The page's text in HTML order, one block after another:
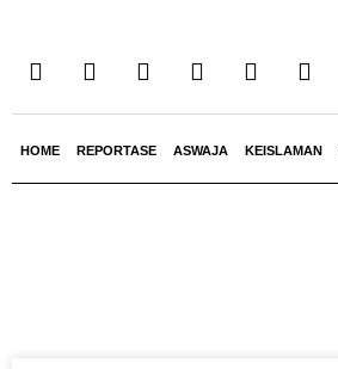
HOME REPORTASE ASWAJA KEISLAMAN